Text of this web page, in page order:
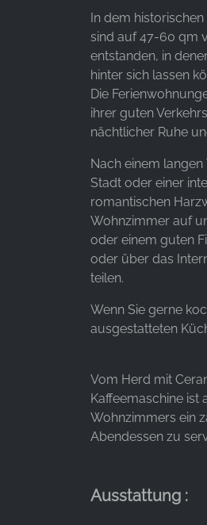
In dem
sind auf 47-60 qm
entstanden, in
hinter sich lassen
Die
ihrer guten
nächtlicher Ruhe
Nach einem
Stadt oder einer
romantischen
Wohnzimmer auf
oder einem guten
oder über das
teilen.
Wenn Sie gerne
ausgestatteten
Vom Herd mit
Kaffeemaschine ist
Wohnzimmers ein
Abendessen zu
Ausstattung :
Marketing Cookies werden
verwendet, um
anzuzeigen. Sie tun dies,
Websites hinweg verfolgen.
Facebook Pixel
Name:
Anbieter:
Facebook Ireland Ltd.
Werbemessung und
Cookie
3 Monate - 1 Jahr
STATISTIK
Statistik Cookies erfassen
Diese Informationen helfen
unsere Besucher unsere